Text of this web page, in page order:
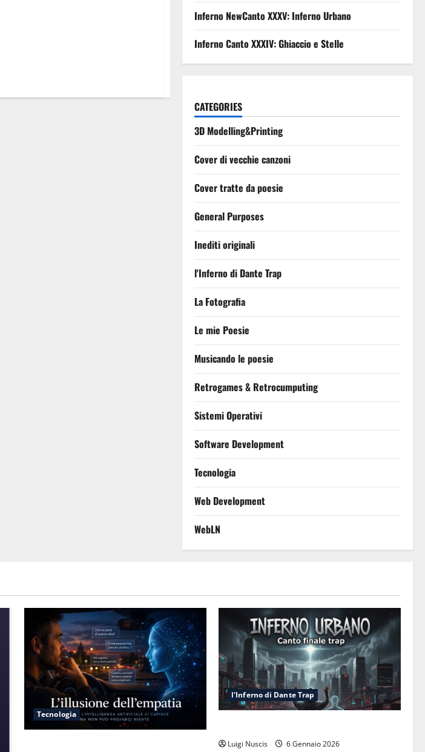
Inferno NewCanto XXXV: Inferno Urbano
Inferno Canto XXXIV: Ghiaccio e Stelle
CATEGORIES
3D Modelling&Printing
Cover di vecchie canzoni
Cover tratte da poesie
General Purposes
Inediti originali
l'Inferno di Dante Trap
La Fotografia
Le mie Poesie
Musicando le poesie
Retrogames & Retrocumputing
Sistemi Operativi
Software Development
Tecnologia
Web Development
WebLN
Tecnologia
l'Inferno di Dante Trap
Luigi Nuscis 6 Gennaio 2026